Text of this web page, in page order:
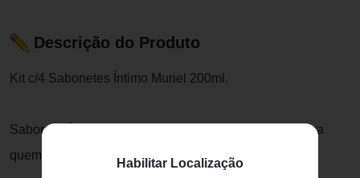
Habilitar Localização
Descrição do Produto
Kit c/4 Sabonetes Íntimo Muriel 200ml.
Sabonete Íntimo Muriel 200ml é a escolha perfeita para
quem busca conforto e higiene na região íntima.